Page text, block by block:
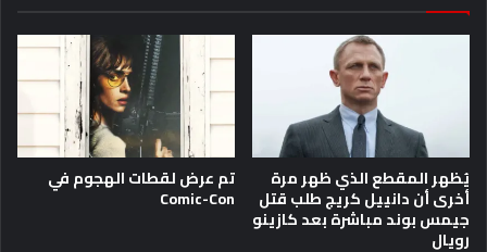
يُظهر المقطع الذي ظهر مرة
أخرى أن دانييل كريج طلب قتل
جيمس بوند مباشرة بعد كازينو
رويال
تم عرض لقطات الهجوم في
Comic-Con